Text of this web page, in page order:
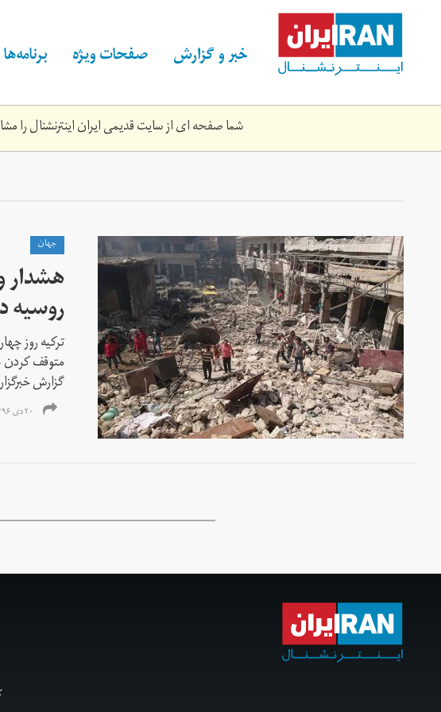
content خبر و گزارش صفحات ویژه برنامه‌ها
شما صفحه ای از سایت قدیمی ایران اینترنشنال را
جهان
هشدار
روسیه
متوقف کردن
گزارش
۲۰ دی ۱۳۹۶